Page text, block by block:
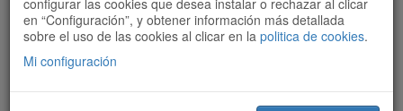
Totes les rutes Ordenar per: Més recents / Dificultat
configurar las cookies que desea instalar o rechazar al clicar
en “Configuración”, y obtener información más detallada
sobre el uso de las cookies al clicar en la politica de cookies.
Mi configuración